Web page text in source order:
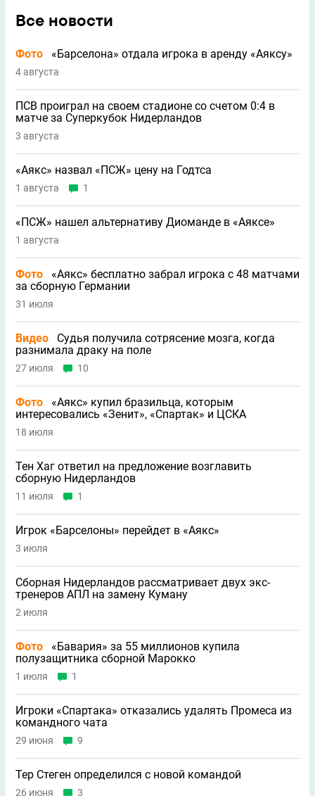
Все новости
Фото «Барселона» отдала игрока в аренду «Аяксу»
4 августа
ПСВ проиграл на своем стадионе со счетом 0:4 в
матче за Суперкубок Нидерландов
3 августа
«Аякс» назвал «ПСЖ» цену на Годтса
1 августа 1
«ПСЖ» нашел альтернативу Диоманде в «Аяксе»
1 августа
Фото
«Аякс» бесплатно забрал игрока с 48 матчами
за сборную Германии
31 июля
Видео
Судья получила сотрясение мозга, когда
разнимала драку на поле
27 июля 10
Фото
«Аякс» купил бразильца, которым
интересовались «Зенит», «Спартак» и ЦСКА
18 июля
Тен Хаг ответил на предложение возглавить
сборную Нидерландов
11 июля 1
Игрок «Барселоны» перейдет в «Аякс»
3 июля
Сборная Нидерландов рассматривает двух экс-
тренеров АПЛ на замену Куману
2 июля
Фото
«Бавария» за 55 миллионов купила
полузащитника сборной Марокко
1 июля 1
Игроки «Спартака» отказались удалять Промеса из
командного чата
29 июня 9
Тер Стеген определился с новой командой
26 июня 3